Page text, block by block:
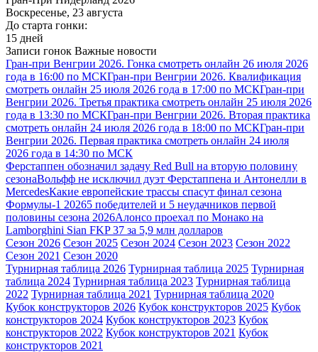
Воскресенье, 23 августа
До старта гонки:
15 дней
Записи гонок Важные новости
Гран-при Венгрии 2026. Гонка смотреть онлайн 26 июля 2026
года в 16:00 по МСКГран-при Венгрии 2026. Квалификация
смотреть онлайн 25 июля 2026 года в 17:00 по МСКГран-при
Венгрии 2026. Третья практика смотреть онлайн 25 июля 2026
года в 13:30 по МСКГран-при Венгрии 2026. Вторая практика
смотреть онлайн 24 июля 2026 года в 18:00 по МСКГран-при
Венгрии 2026. Первая практика смотреть онлайн 24 июля
2026 года в 14:30 по МСК
Ферстаппен обозначил задачу Red Bull на вторую половину
сезонаВольфф не исключил дуэт Ферстаппена и Антонелли в
MercedesКакие европейские трассы спасут финал сезона
Формулы-1 20265 победителей и 5 неудачников первой
половины сезона 2026Алонсо проехал по Монако на
Lamborghini Sian FKP 37 за 5,9 млн долларов
Сезон 2026 Сезон 2025 Сезон 2024 Сезон 2023 Сезон 2022
Сезон 2021 Сезон 2020
Турнирная таблица 2026 Турнирная таблица 2025 Турнирная
таблица 2024 Турнирная таблица 2023 Турнирная таблица
2022 Турнирная таблица 2021 Турнирная таблица 2020
Кубок конструкторов 2026 Кубок конструкторов 2025 Кубок
конструкторов 2024 Кубок конструкторов 2023 Кубок
конструкторов 2022 Кубок конструкторов 2021 Кубок
конструкторов 2021